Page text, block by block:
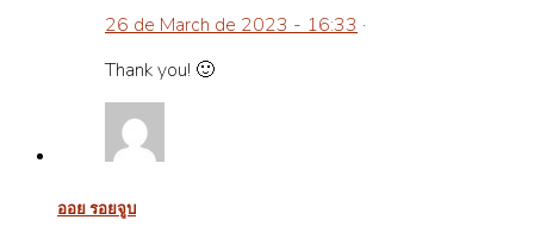
26 de March de 2023 - 16:33 ·
Thank you! 🙂
ออย รอยจูบ